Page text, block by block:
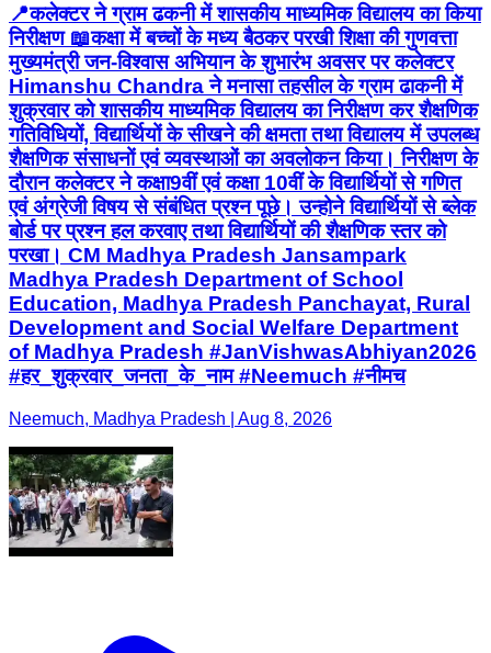
📍कलेक्टर ने ग्राम ढकनी में शासकीय माध्यमिक विद्यालय का किया
निरीक्षण 📖कक्षा में बच्चों के मध्य बैठकर परखी शिक्षा की गुणवत्ता
मुख्‍यमंत्री जन-विश्वास अभियान के शुभारंभ अवसर पर कलेक्टर
Himanshu Chandra ने मनासा तहसील के ग्राम ढाकनी में
शुक्रवार को शासकीय माध्‍यमिक विद्यालय का निरीक्षण कर शैक्षणिक
गतिविधियों, विद्यार्थियों के सीखने की क्षमता तथा विद्यालय में उपलब्‍ध
शैक्षणिक संसाधनों एवं व्‍यवस्‍थाओं का अवलोकन किया। निरीक्षण के
दौरान कलेक्‍टर ने कक्षा9वीं एवं कक्षा 10वीं के विद्यार्थियों से गणित
एवं अंग्रेजी विषय से संबंधित प्रश्‍न पूछे। उन्‍होने विद्यार्थियों से ब्‍लेक
बोर्ड पर प्रश्‍न हल करवाए तथा विद्यार्थियों की शैक्षणिक स्‍तर को
परखा। CM Madhya Pradesh Jansampark
Madhya Pradesh Department of School
Education, Madhya Pradesh Panchayat, Rural
Development and Social Welfare Department
of Madhya Pradesh #JanVishwasAbhiyan2026
#हर_शुक्रवार_जनता_के_नाम #Neemuch #नीमच
Neemuch, Madhya Pradesh | Aug 8, 2026